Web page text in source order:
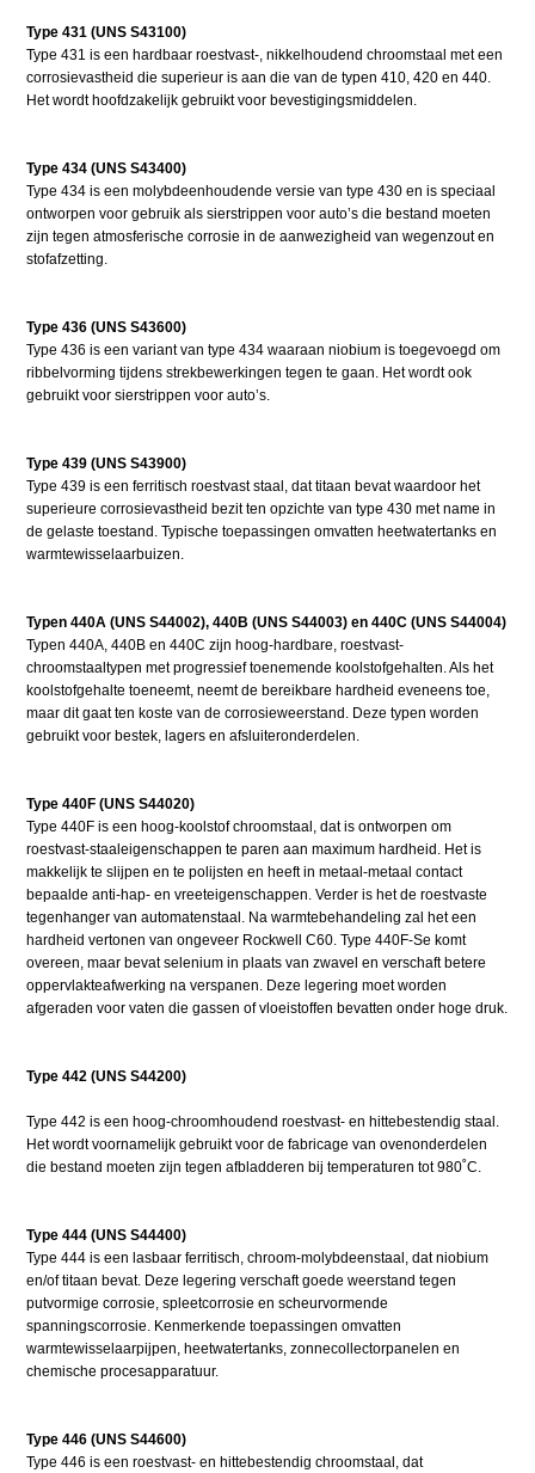
Type 431 (UNS S43100)
Type 431 is een hardbaar roestvast-, nikkelhoudend chroomstaal met een
corrosievastheid die superieur is aan die van de typen 410, 420 en 440.
Het wordt hoofdzakelijk gebruikt voor bevestigingsmiddelen.
Type 434 (UNS S43400)
Type 434 is een molybdeenhoudende versie van type 430 en is speciaal
ontworpen voor gebruik als sierstrippen voor auto’s die bestand moeten
zijn tegen atmosferische corrosie in de aanwezigheid van wegenzout en
stofafzetting.
Type 436 (UNS S43600)
Type 436 is een variant van type 434 waaraan niobium is toegevoegd om
ribbelvorming tijdens strekbewerkingen tegen te gaan. Het wordt ook
gebruikt voor sierstrippen voor auto’s.
Type 439 (UNS S43900)
Type 439 is een ferritisch roestvast staal, dat titaan bevat waardoor het
superieure corrosievastheid bezit ten opzichte van type 430 met name in
de gelaste toestand. Typische toepassingen omvatten heetwatertanks en
warmtewisselaarbuizen.
Typen 440A (UNS S44002), 440B (UNS S44003) en 440C (UNS S44004)
Typen 440A, 440B en 440C zijn hoog-hardbare, roestvast-
chroomstaaltypen met progressief toenemende koolstofgehalten. Als het
koolstofgehalte toeneemt, neemt de bereikbare hardheid eveneens toe,
maar dit gaat ten koste van de corrosieweerstand. Deze typen worden
gebruikt voor bestek, lagers en afsluiteronderdelen.
Type 440F (UNS S44020)
Type 440F is een hoog-koolstof chroomstaal, dat is ontworpen om
roestvast-staaleigenschappen te paren aan maximum hardheid. Het is
makkelijk te slijpen en te polijsten en heeft in metaal-metaal contact
bepaalde anti-hap- en vreeteigenschappen. Verder is het de roestvaste
tegenhanger van automatenstaal. Na warmtebehandeling zal het een
hardheid vertonen van ongeveer Rockwell C60. Type 440F-Se komt
overeen, maar bevat selenium in plaats van zwavel en verschaft betere
oppervlakteafwerking na verspanen. Deze legering moet worden
afgeraden voor vaten die gassen of vloeistoffen bevatten onder hoge druk.
Type 442 (UNS S44200)
Type 442 is een hoog-chroomhoudend roestvast- en hittebestendig staal.
Het wordt voornamelijk gebruikt voor de fabricage van ovenonderdelen
die bestand moeten zijn tegen afbladderen bij temperaturen tot 980˚C.
Type 444 (UNS S44400)
Type 444 is een lasbaar ferritisch, chroom-molybdeenstaal, dat niobium
en/of titaan bevat. Deze legering verschaft goede weerstand tegen
putvormige corrosie, spleetcorrosie en scheurvormende
spanningscorrosie. Kenmerkende toepassingen omvatten
warmtewisselaarpijpen, heetwatertanks, zonnecollectorpanelen en
chemische procesapparatuur.
Type 446 (UNS S44600)
Type 446 is een roestvast- en hittebestendig chroomstaal, dat